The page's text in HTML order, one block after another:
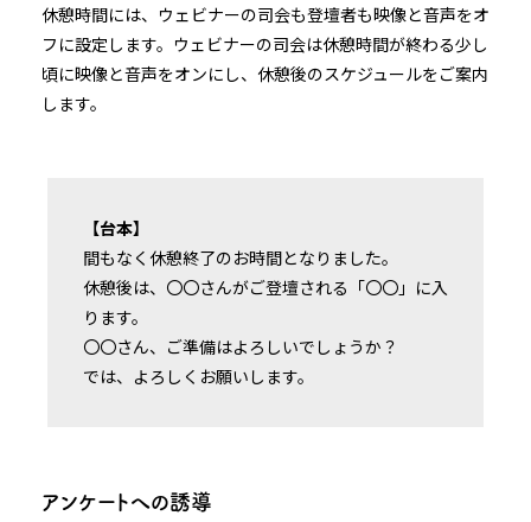
休憩時間には、ウェビナーの司会も登壇者も映像と音声をオ
フに設定します。ウェビナーの司会は休憩時間が終わる少し
頃に映像と音声をオンにし、休憩後のスケジュールをご案内
します。
【台本】
間もなく休憩終了のお時間となりました。
休憩後は、〇〇さんがご登壇される「〇〇」に入
ります。
〇〇さん、ご準備はよろしいでしょうか？
では、よろしくお願いします。
アンケートへの誘導